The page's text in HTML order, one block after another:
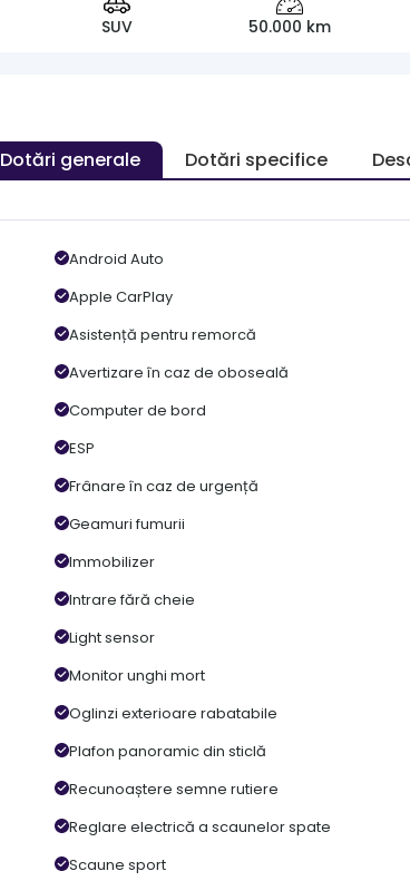
SUV 50.000 km
Dotări generale Dotări specifice
Android Auto
Apple CarPlay
Asistență pentru remorcă
Avertizare în caz de oboseală
Computer de bord
ESP
Frânare în caz de urgență
Geamuri fumurii
Immobilizer
Intrare fără cheie
Light sensor
Monitor unghi mort
Oglinzi exterioare rabatabile
Plafon panoramic din sticlă
Recunoaștere semne rutiere
Reglare electrică a scaunelor spate
Scaune sport